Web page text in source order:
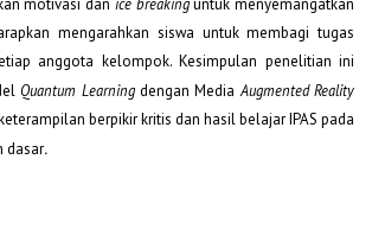
motivasi dan ice breakinguntuk menyemangatkan
mengarahkan siswa untuk membagi tugas
anggota kelompok. Kesimpulan penelitian ini
Quantum Learningdengan MediaAugmented Reality
berpikir kritis dan hasil belajar IPAS pada
dasar.